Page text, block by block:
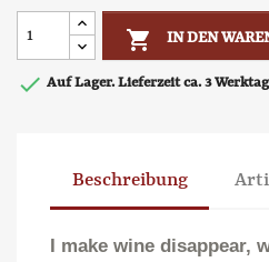
 IN DEN
 Auf Lager. Lieferzeit ca. 3
Beschreibung
I make wine disappear,